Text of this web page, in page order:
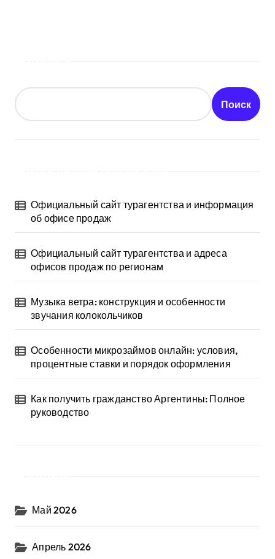
Поиск
Официальный сайт турагентства и информация
об офисе продаж
Официальный сайт турагентства и адреса
офисов продаж по регионам
Музыка ветра: конструкция и особенности
звучания колокольчиков
Особенности микрозаймов онлайн: условия,
процентные ставки и порядок оформления
Как получить гражданство Аргентины: Полное
руководство
Май 2026
Апрель 2026